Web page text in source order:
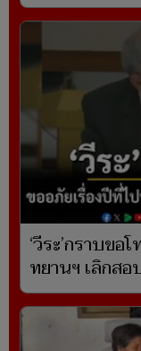
‘วีระ’กราบข
ทยานฯ เลิกส